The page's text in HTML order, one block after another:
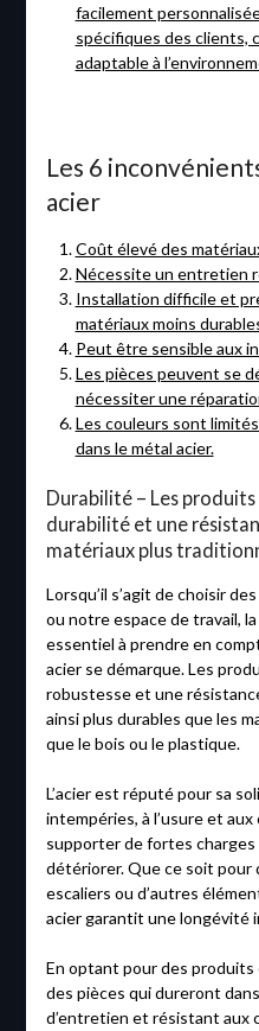
facilement
spécifiques des clients,
adaptable à
Les 6
acier
Coût élevé des
Nécessite un entretien
Installation difficile et
matériaux moins
Peut être sensible aux
Les pièces peuvent se
nécessiter une
Les couleurs sont
dans le métal acier.
Durabilité – Les
durabilité et une
matériaux plus
Lorsqu’il s’agit de choisir
ou notre espace de travail,
essentiel à prendre en
acier se démarque. Les
robustesse et une
ainsi plus durables que les
que le bois ou le plastique.
L’acier est réputé pour sa
intempéries, à l’usure et
supporter de fortes charges
détériorer. Que ce soit pour
escaliers ou d’autres
acier garantit une longévité
En optant pour des produits
des pièces qui dureront
d’entretien et résistant aux